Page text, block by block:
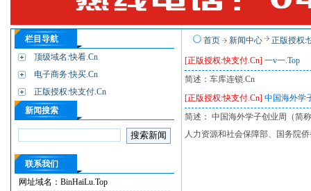
栏目导航
顶级域名:快看.Cn
电子商务:快买.Cn
正版授权:快支付.Cn
新闻搜索
联系我们
网址域名：BinHaiLu.Top
首页 新闻中心 正版授权:
[正版授权:快支付.Cn] 一v一.Top
简述：车库连锁.Cn
[正版授权:快支付.Cn] 中国海外学
简述： 中国海外学子创业周（简
人力资源和社会保障部、国务院